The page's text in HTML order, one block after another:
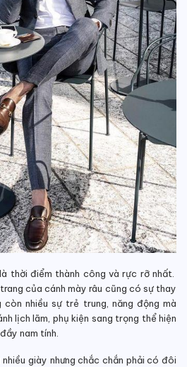
thời điểm thành công và rực rỡ nhất.
của cánh mày râu cũng có sự thay
nhiều sự trẻ trung, năng động mà
lịch lãm, phụ kiện sang trọng thể hiện
nam tính.
giày nhưng chắc chắn phải có đôi